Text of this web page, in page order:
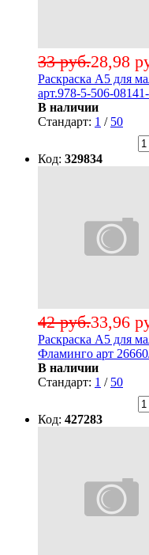
28,98
33 руб.
Раскраска А5 для
арт.978-5-506-
В наличии
Стандарт: 1 / 50
Код: 329834
33,96
42 руб.
Раскраска А5 для
Фламинго арт
В наличии
Стандарт: 1 / 50
Код: 427283